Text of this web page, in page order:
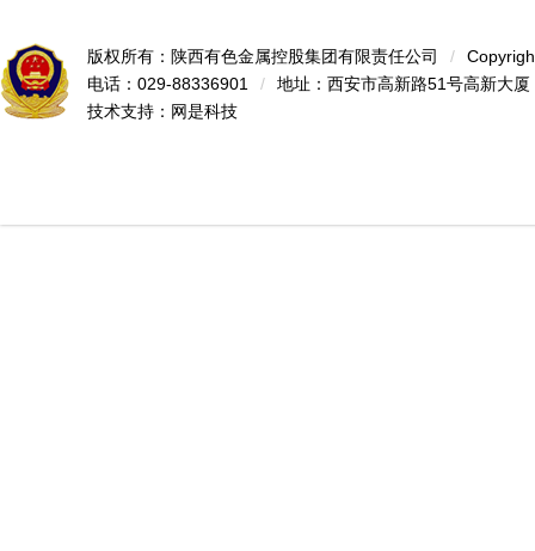
版权所有：陕西有色金属控股集团有限责任公司 /
电话：029-88336901
/
地址：西安市高新路51号高新大厦
技术支持： 网是科技